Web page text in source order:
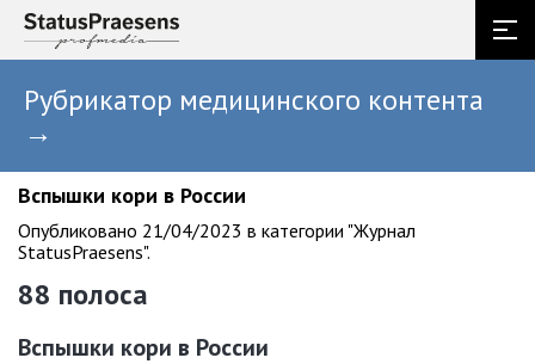
Рубрикатор медицинского контента
→
Вспышки кори в России
Опубликовано 21/04/2023 в категории "Журнал
StatusPraesens".
88 полоса
Вспышки кори в России